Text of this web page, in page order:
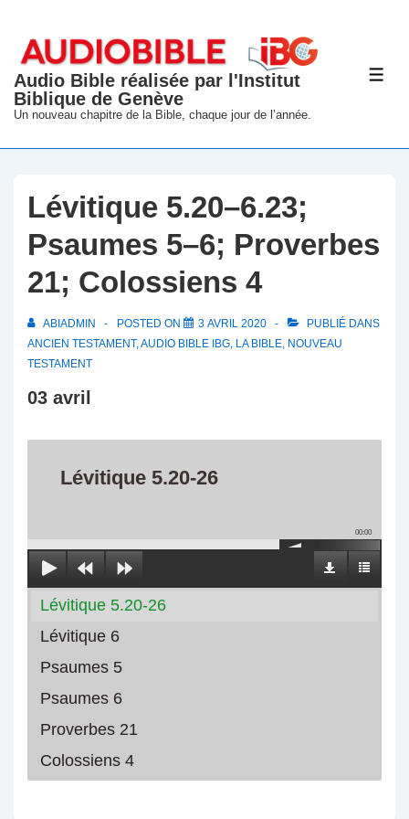
passer
contenu
principal
Audio Bible réalisée par l'Institut
Biblique de Genève
Un nouveau chapitre de la Bible, chaque jour de l’année.
Lévitique 5.20–6.23;
Psaumes 5–6; Proverbes
21; Colossiens 4
ABIADMIN POSTED ON 3 AVRIL 2020
PUBLIÉ DANS
ANCIEN TESTAMENT,AUDIO BIBLE IBG, LA BIBLE, NOUVEAU
TESTAMENT
03 avril
Lévitique 5.20-26
00:00
Lévitique 5.20-26
Lévitique 6
Psaumes 5
Psaumes 6
Proverbes 21
Colossiens 4